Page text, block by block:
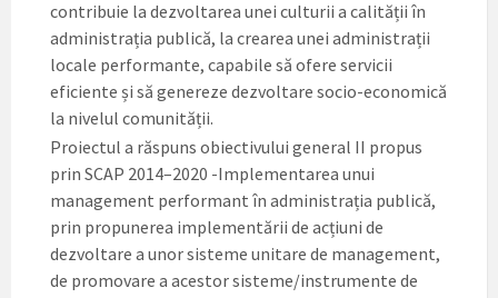
contribuie la dezvoltarea unei culturii a calității în
administrația publică, la crearea unei administrații
locale performante, capabile să ofere servicii
eficiente și să genereze dezvoltare socio-economică
la nivelul comunității.
Proiectul a răspuns obiectivului general II propus
prin SCAP 2014–2020 -Implementarea unui
management performant în administrația publică,
prin propunerea implementării de acțiuni de
dezvoltare a unor sisteme unitare de management,
de promovare a acestor sisteme/instrumente de